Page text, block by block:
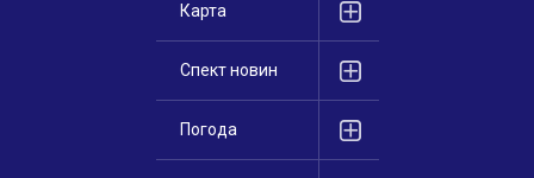
Карта
Спект новин
Погода